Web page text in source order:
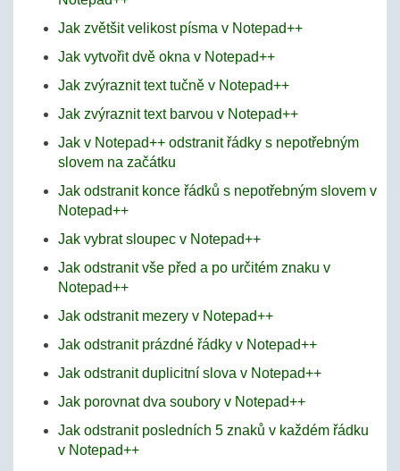
Jak zvětšit velikost písma v Notepad++
Jak vytvořit dvě okna v Notepad++
Jak zvýraznit text tučně v Notepad++
Jak zvýraznit text barvou v Notepad++
Jak v Notepad++ odstranit řádky s nepotřebným
slovem na začátku
Jak odstranit konce řádků s nepotřebným slovem v
Notepad++
Jak vybrat sloupec v Notepad++
Jak odstranit vše před a po určitém znaku v
Notepad++
Jak odstranit mezery v Notepad++
Jak odstranit prázdné řádky v Notepad++
Jak odstranit duplicitní slova v Notepad++
Jak porovnat dva soubory v Notepad++
Jak odstranit posledních 5 znaků v každém řádku
v Notepad++